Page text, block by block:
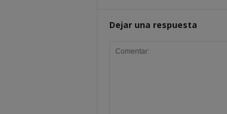
Dejar una respuesta